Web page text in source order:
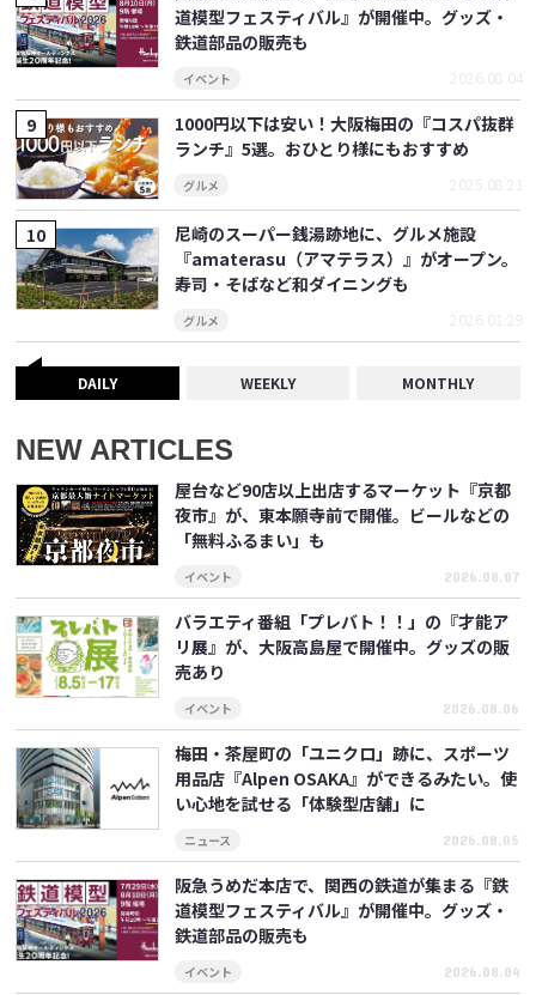
道模型フェスティバル』が開催中。グッズ・
鉄道部品の販売も
イベント 2026.08.04
1000円以下は安い！大阪梅田の『コスパ抜群
ランチ』5選。おひとり様にもおすすめ
グルメ 2025.08.21
尼崎のスーパー銭湯跡地に、グルメ施設
『amaterasu（アマテラス）』がオープン。
寿司・そばなど和ダイニングも
グルメ 2026.01.29
DAILY WEEKLY MONTHLY
NEW ARTICLES
屋台など90店以上出店するマーケット『京都
夜市』が、東本願寺前で開催。ビールなどの
「無料ふるまい」も
イベント 2026.08.07
バラエティ番組「プレバト！！」の『才能ア
リ展』が、大阪高島屋で開催中。グッズの販
売あり
イベント 2026.08.06
梅田・茶屋町の「ユニクロ」跡に、スポーツ
用品店『Alpen OSAKA』ができるみたい。使
い心地を試せる「体験型店舗」に
ニュース 2026.08.05
阪急うめだ本店で、関西の鉄道が集まる『鉄
道模型フェスティバル』が開催中。グッズ・
鉄道部品の販売も
イベント 2026.08.04